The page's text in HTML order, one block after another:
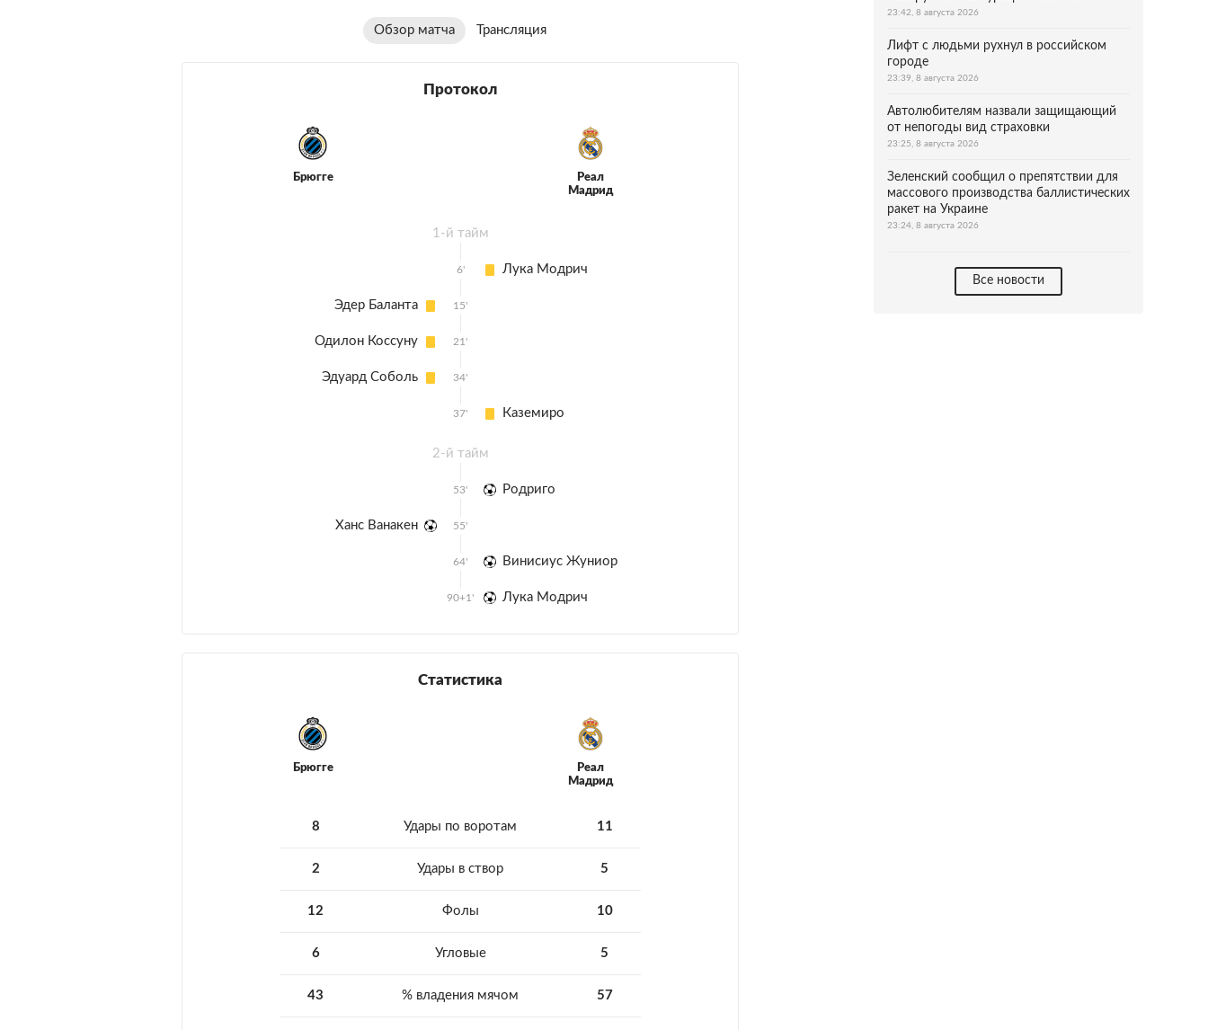
Обзор матча Трансляция
Протокол
Брюгге
Реал
Мадрид
1-й тайм
Лука Модрич
6'
Эдер Баланта 15'
Одилон Коссуну 21'
Эдуард Соболь 34'
Каземиро
37'
2-й тайм
Родриго
53'
Ханс Ванакен 55'
Винисиус Жуниор
64'
Лука Модрич
90+1'
Статистика
Брюгге
Реал
Мадрид
8 Удары по воротам 11
2 Удары в створ 5
12 Фолы 10
6 Угловые 5
43 % владения мячом 57
23:42, 8 августа 2026
Лифт с людьми рухнул в российском
городе
23:39, 8 августа 2026
Автолюбителям назвали защищающий
от непогоды вид страховки
23:25, 8 августа 2026
Зеленский сообщил о препятствии для
массового производства баллистических
ракет на Украине
23:24, 8 августа 2026
Все новости